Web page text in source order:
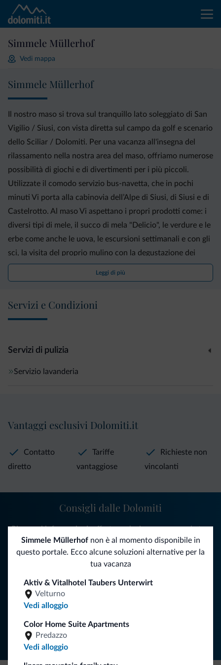
Simmele Müllerhof
Vedi mappa
Simmele Müllerhof
Il nostro maso si trova sul tranquillo lato soleggiato di San
Vigilio / Siusi, con vista diretta sul campo da golf e scenario
dello Sciliar / Dolomiti. Per una vacanza all'insegna del
rilassamento nella nostra area del maso, offriamo numerose
possibilità di giochi e di divertimenti per i più piccoli.
Utilizzate il comodo servizio bus-navetta, che in pochi
minuti Vi porta alla cabinovia dell’Alpe di Siusi, di Siusi e di
Castelrotto. Al maso Vi aspettano i propri prodotti come: i
diversi tipi di mele, il succo di mela "Delicio", le verdure e le
erbe come anche le uova, le escursioni settimanali e con gli
sci, la visita del proprio mulino con la degustazione dei
prodotti.
Leggi di più
Servizi e Condizioni
Servizi di pulizia
Servizio lavanderia
Simmele Müllerhofnon è al momento disponibile in
questo portale. Ecco alcune soluzioni alternative per la
tua vacanza
Aktiv & Vitalhotel Taubers Unterwirt
Velturno
Vedi alloggio
Color Home Suite Apartments
Predazzo
Vedi alloggio
Vantaggi esclusivi Dolomiti.it
Contatto
diretto
Tariffe
vantaggiose
Richieste non
vincolanti
Consigli dalle Dolomiti
Riceverai informazioni, offerte esclusive e news per la tua
vacanza nelle Dolomiti.
ISCRIVITI ALLA NEWSLETTER